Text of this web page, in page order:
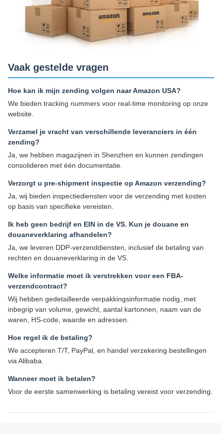
Vaak gestelde vragen
Hoe kan ik mijn zending volgen naar Amazon USA?
We bieden tracking nummers voor real-time monitoring op onze
website.
Verzamel je vracht van verschillende leveranciers in één
zending?
Ja, we hebben magazijnen in Shenzhen en kunnen zendingen
consolideren met één documentatie.
Verzorgt u pre-shipment inspectie op Amazon verzending?
Ja, wij bieden inspectiediensten voor de verzending met kosten
op basis van specifieke vereisten.
Ik heb geen bedrijf en EIN in de VS. Kun je douane en
douaneverklaring afhandelen?
Ja, we leveren DDP-verzenddiensten, inclusief de betaling van
rechten en douaneverklaring in de VS.
Welke informatie moet ik verstrekken voor een FBA-
verzendcontract?
Wij hebben gedetailleerde verpakkingsinformatie nodig, met
inbegrip van volume, gewicht, aantal kartonnen, naam van de
waren, HS-code, waarde en adressen.
Hoe regel ik de betaling?
We accepteren T/T, PayPal, en handel verzekering bestellingen
via Alibaba.
Wanneer moet ik betalen?
Voor de eerste samenwerking is betaling vereist voor verzending.